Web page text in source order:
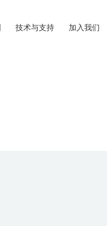
技术与支持 加入我们